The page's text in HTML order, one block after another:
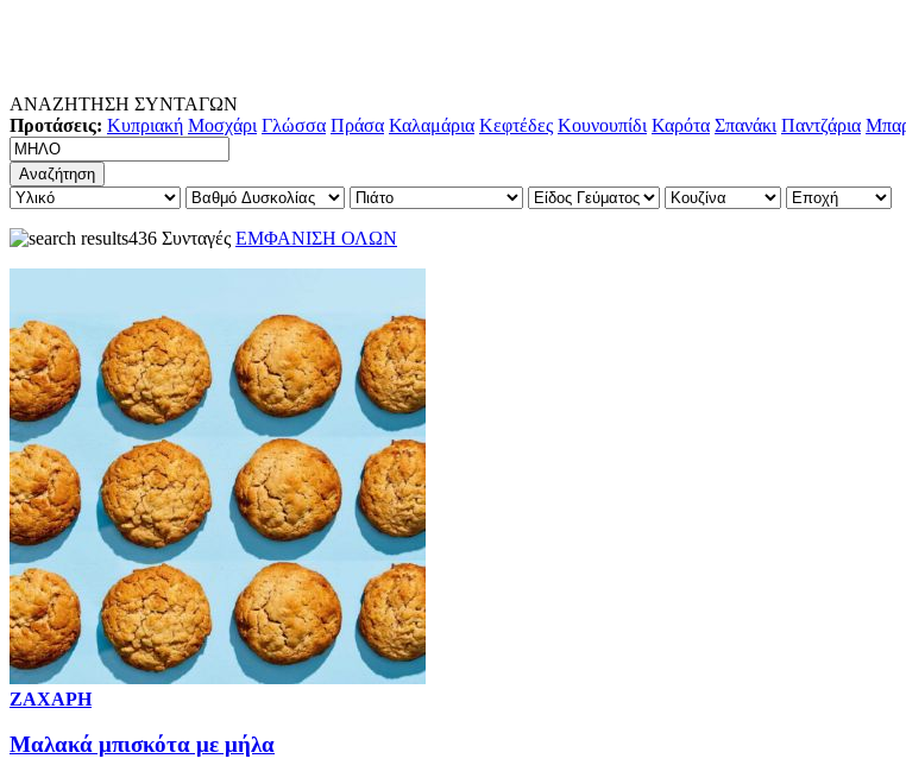
ΑΝΑΖΗΤΗΣΗ ΣΥΝΤΑΓΩΝ
Προτάσεις: Κυπριακή Μοσχάρι Γλώσσα Πράσα Καλαμάρια Κεφτέδες Κουνουπίδι Καρότα Σπανάκι Παντζάρια
436 Συνταγές ΕΜΦΑΝΙΣΗ ΟΛΩΝ
ΖΑΧΑΡΗ
Μαλακά μπισκότα με μήλα